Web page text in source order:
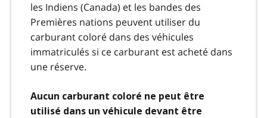
les Indiens (Canada) et les bandes des
Premières nations peuvent utiliser du
carburant coloré dans des véhicules
immatriculés si ce carburant est acheté dans
une réserve.
Aucun carburant coloré ne peut être
utilisé dans un véhicule devant être